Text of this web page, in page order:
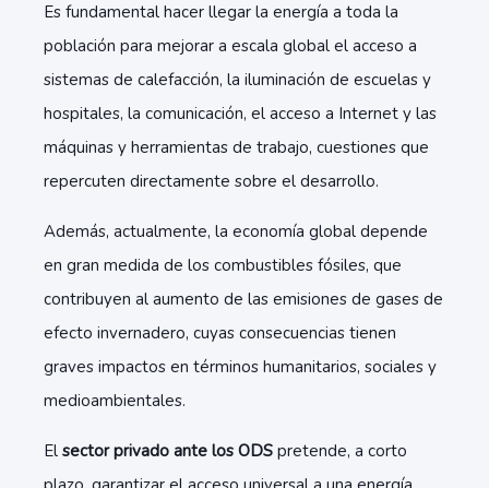
Es fundamental hacer llegar la energía a toda la
población para mejorar a escala global el acceso a
sistemas de calefacción, la iluminación de escuelas y
hospitales, la comunicación, el acceso a Internet y las
máquinas y herramientas de trabajo, cuestiones que
repercuten directamente sobre el desarrollo.
Además, actualmente, la economía global depende
en gran medida de los combustibles fósiles, que
contribuyen al aumento de las emisiones de gases de
efecto invernadero, cuyas consecuencias tienen
graves impactos en términos humanitarios, sociales y
medioambientales.
El sector privado ante los ODS pretende, a corto